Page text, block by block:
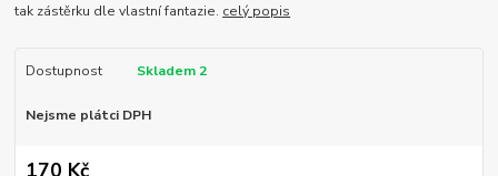
tak zástěrku dle vlastní fantazie. celý popis
Dostupnost Skladem 2
Nejsme plátci DPH